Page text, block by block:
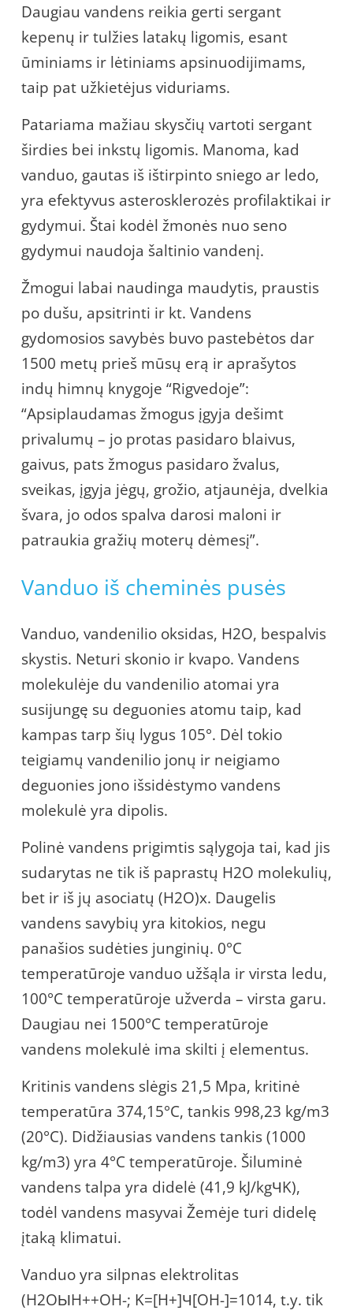
Daugiau vandens reikia gerti sergant
kepenų ir tulžies latakų ligomis, esant
ūminiams ir lėtiniams apsinuodijimams,
taip pat užkietėjus viduriams.
Patariama mažiau skysčių vartoti sergant
širdies bei inkstų ligomis. Manoma, kad
vanduo, gautas iš ištirpinto sniego ar ledo,
yra efektyvus asterosklerozės profilaktikai ir
gydymui. Štai kodėl žmonės nuo seno
gydymui naudoja šaltinio vandenį.
Žmogui labai naudinga maudytis, praustis
po dušu, apsitrinti ir kt. Vandens
gydomosios savybės buvo pastebėtos dar
1500 metų prieš mūsų erą ir aprašytos
indų himnų knygoje “Rigvedoje”:
“Apsiplaudamas žmogus įgyja dešimt
privalumų – jo protas pasidaro blaivus,
gaivus, pats žmogus pasidaro žvalus,
sveikas, įgyja jėgų, grožio, atjaunėja, dvelkia
švara, jo odos spalva darosi maloni ir
patraukia gražių moterų dėmesį”.
Vanduo iš cheminės pusės
Vanduo, vandenilio oksidas, H2O, bespalvis
skystis. Neturi skonio ir kvapo. Vandens
molekulėje du vandenilio atomai yra
susijungę su deguonies atomu taip, kad
kampas tarp šių lygus 105°. Dėl tokio
teigiamų vandenilio jonų ir neigiamo
deguonies jono išsidėstymo vandens
molekulė yra dipolis.
Polinė vandens prigimtis sąlygoja tai, kad jis
sudarytas ne tik iš paprastų H2O molekulių,
bet ir iš jų asociatų (H2O)x. Daugelis
vandens savybių yra kitokios, negu
panašios sudėties junginių. 0°C
temperatūroje vanduo užšąla ir virsta ledu,
100°C temperatūroje užverda – virsta garu.
Daugiau nei 1500°C temperatūroje
vandens molekulė ima skilti į elementus.
Kritinis vandens slėgis 21,5 Mpa, kritinė
temperatūra 374,15°C, tankis 998,23 kg/m3
(20°C). Didžiausias vandens tankis (1000
kg/m3) yra 4°C temperatūroje. Šiluminė
vandens talpa yra didelė (41,9 kJ/kgЧK),
todėl vandens masyvai Žemėje turi didelę
įtaką klimatui.
Vanduo yra silpnas elektrolitas
(H2OЫH++OH-; K=[H+]Ч[OH-]=1014, t.y. tik